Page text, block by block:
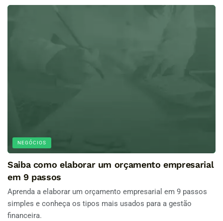
NEGÓCIOS
Saiba como elaborar um orçamento empresarial
em 9 passos
Aprenda a elaborar um orçamento empresarial em 9 passos
simples e conheça os tipos mais usados para a gestão
financeira.